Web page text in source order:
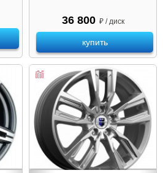
36 800 ₽ / диск
купить